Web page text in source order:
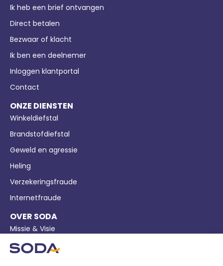
Ik heb een brief ontvangen
Direct betalen
Bezwaar of klacht
Ik ben een deelnemer
Inloggen klantportal
Contact
ONZE DIENSTEN
Winkeldiefstal
Brandstofdiefstal
Geweld en agressie
Heling
Verzekeringsfraude
Internetfraude
OVER SODA
Missie & Visie
Bedrijfsgegevens